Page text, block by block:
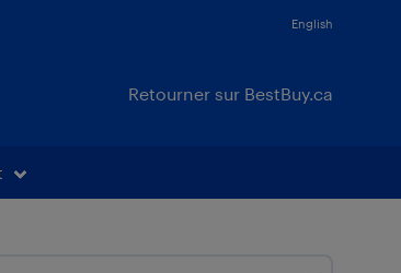
English
Retourner sur BestBuy.ca